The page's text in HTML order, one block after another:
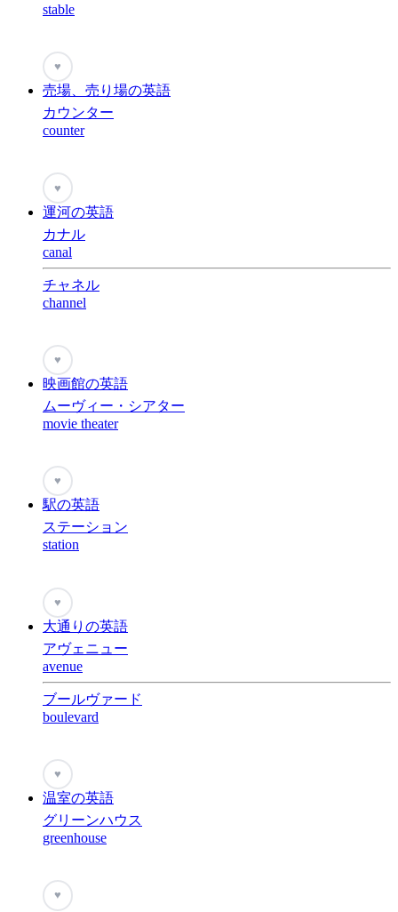
stable
♥
売場、売り場の英語
カウンター
counter
♥
運河の英語
カナル
canal
チャネル
channel
♥
映画館の英語
ムーヴィー・シアター
movie theater
♥
駅の英語
ステーション
station
♥
大通りの英語
アヴェニュー
avenue
ブールヴァード
boulevard
♥
温室の英語
グリーンハウス
greenhouse
♥